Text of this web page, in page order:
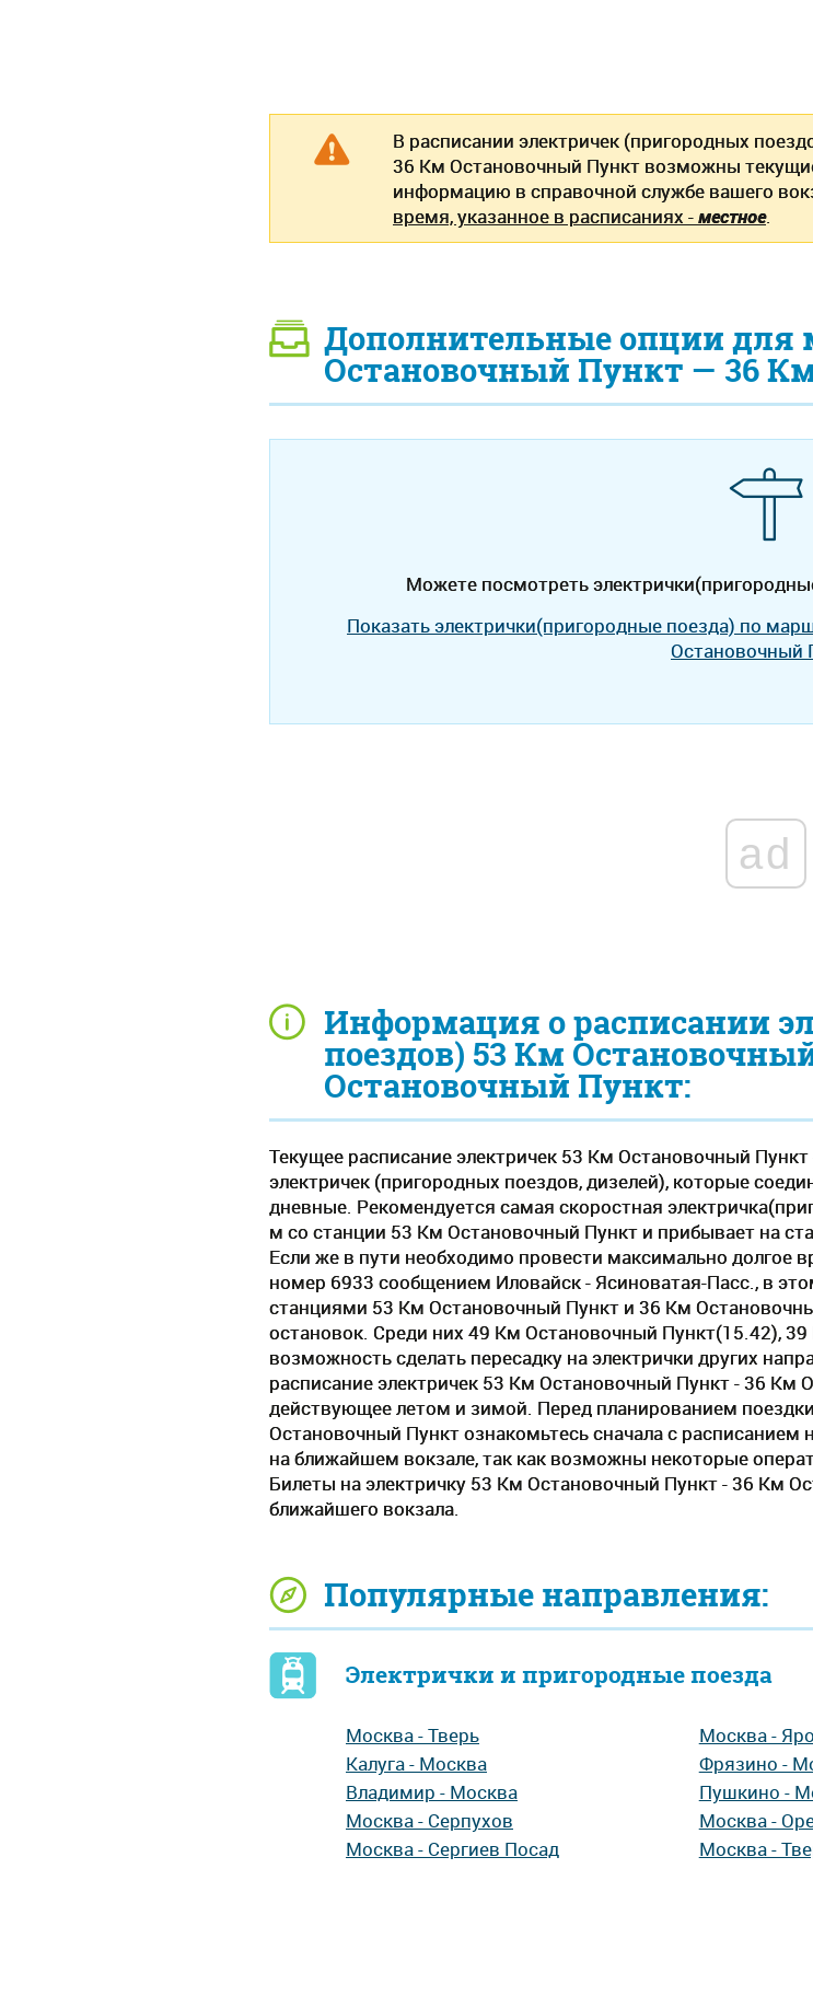
Информация о расписании
поездов) 53 Км
Остановочный Пункт:
Текущее расписание электричек 53 Км Остановочный
электричек (пригородных поездов, дизелей), которые
дневные. Рекомендуется самая скоростная
м со станции 53 Км Остановочный Пункт и прибывает на
Если же в пути необходимо провести максимально долгое
номер 6933 сообщением Иловайск - Ясиноватая-Пасс., в
станциями 53 Км Остановочный Пункт и 36 Км
остановок. Среди них 49 Км Остановочный Пункт(15.42),
возможность сделать пересадку на электрички других
расписание электричек 53 Км Остановочный Пункт - 36 Км
действующее летом и зимой. Перед планированием
Остановочный Пункт ознакомьтесь сначала с расписанием
на ближайшем вокзале, так как возможны некоторые
Билеты на электричку 53 Км Остановочный Пункт - 36 Км
ближайшего вокзала.
Популярные направления:
Электрички и пригородные поезда
Москва - Тверь
Калуга - Москва
Владимир - Москва
Москва - Серпухов
Москва - Сергиев Посад
Москва -
Фрязино -
Пушкино -
Москва -
Москва -
В расписании электричек (пригородных
36 Км Остановочный Пункт возможны
информацию в справочной службе вашего
время, указанное в расписаниях -местное.
Дополнительные опции для
Остановочный Пункт — 36
Можете посмотреть
Показать электрички(пригородные поезда) по
Остановочный
ad